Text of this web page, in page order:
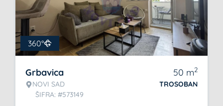
360°
Grbavica
NOVI SAD
ŠIFRA: #573149
50 m2
TROSOBAN